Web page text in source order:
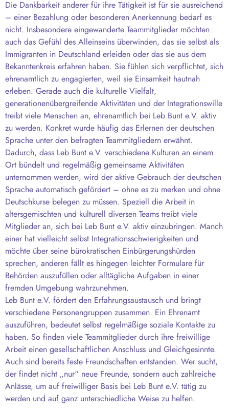
Die Dankbarkeit anderer für ihre Tätigkeit ist für sie ausreichend
– einer Bezahlung oder besonderen Anerkennung bedarf es
nicht. Insbesondere eingewanderte Teammitglieder möchten
auch das Gefühl des Alleinseins überwinden, das sie selbst als
Immigranten in Deutschland erleiden oder das sie aus dem
Bekanntenkreis erfahren haben. Sie fühlen sich verpflichtet, sich
ehrenamtlich zu engagierten, weil sie Einsamkeit hautnah
erleben. Gerade auch die kulturelle Vielfalt,
generationenübergreifende Aktivitäten und der Integrationswille
treibt viele Menschen an, ehrenamtlich bei Leb Bunt e.V. aktiv
zu werden. Konkret wurde häufig das Erlernen der deutschen
Sprache unter den befragten Teammitgliedern erwähnt.
Dadurch, dass Leb Bunt e.V. verschiedene Kulturen an einem
Ort bündelt und regelmäßig gemeinsame Aktivitäten
unternommen werden, wird der aktive Gebrauch der deutschen
Sprache automatisch gefördert – ohne es zu merken und ohne
Deutschkurse belegen zu müssen. Speziell die Arbeit in
altersgemischten und kulturell diversen Teams treibt viele
Mitglieder an, sich bei Leb Bunt e.V. aktiv einzubringen. Manch
einer hat vielleicht selbst Integrationsschwierigkeiten und
möchte über seine bürokratischen Einbürgerungshürden
sprechen, anderen fällt es hingegen leichter Formulare für
Behörden auszufüllen oder alltägliche Aufgaben in einer
fremden Umgebung wahrzunehmen.
Leb Bunt e.V. fördert den Erfahrungsaustausch und bringt
verschiedene Personengruppen zusammen. Ein Ehrenamt
auszuführen, bedeutet selbst regelmäßige soziale Kontakte zu
haben. So finden viele Teammitglieder durch ihre freiwillige
Arbeit einen gesellschaftlichen Anschluss und Gleichgesinnte.
Auch sind bereits feste Freundschaften entstanden. Wer sucht,
der findet nicht „nur“ neue Freunde, sondern auch zahlreiche
Anlässe, um auf freiwilliger Basis bei Leb Bunt e.V. tätig zu
werden und auf ganz unterschiedliche Weise zu helfen.